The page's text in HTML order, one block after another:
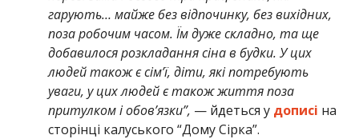
гарують… майже без відпочинку, без вихідних,
поза робочим часом. Їм дуже складно, та ще
добавилося розкладання сіна в будки. У цих
людей також є сім’ї, діти, які потребують
уваги, у цих людей є також життя поза
притулком і обов’язки”, — йдеться у дописі на
сторінці калуського “Дому Сірка”.